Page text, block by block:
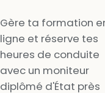
Gère ta formation
ligne et réserve tes
heures de conduite
avec un moniteur
diplômé d'État près